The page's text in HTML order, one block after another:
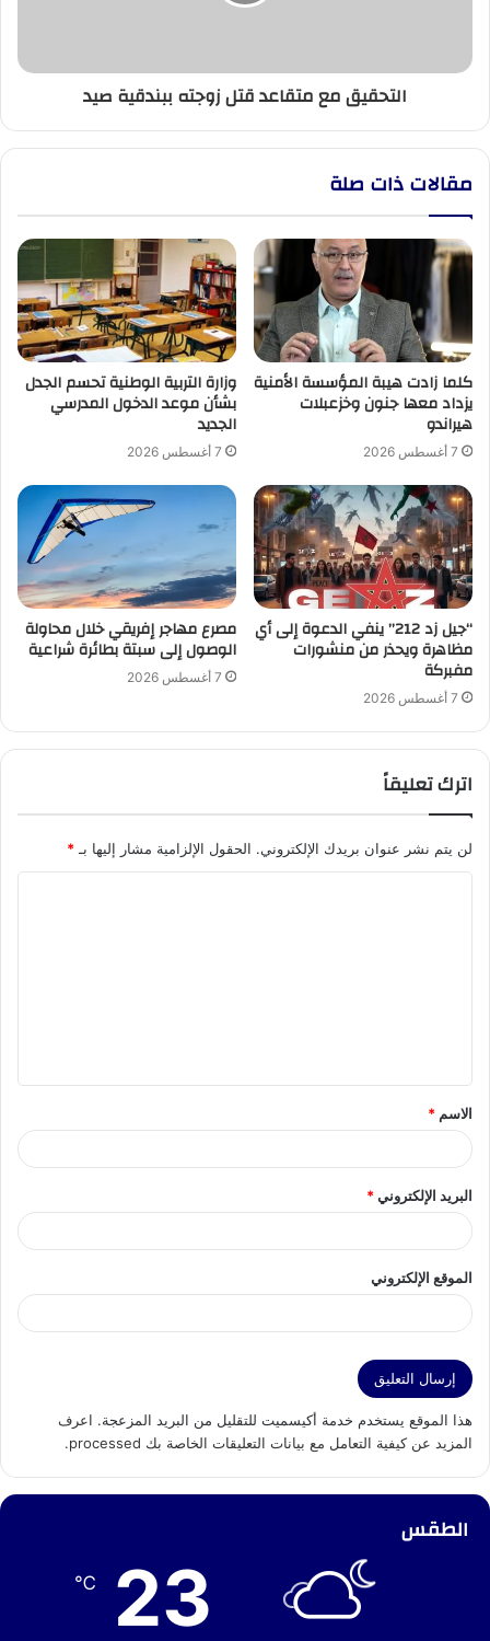
التحقيق مع متقاعد قتل زوجته ببندقية صيد
مقالات ذات صلة
كلما زادت هيبة المؤسسة الأمنية
يزداد معها جنون وخزعبلات
هيراندو
7 أغسطس 2026
وزارة التربية الوطنية تحسم الجدل
بشأن موعد الدخول المدرسي
الجديد
7 أغسطس 2026
“جيل زد 212” ينفي الدعوة إلى أي
مظاهرة ويحذر من منشورات
مفبركة
7 أغسطس 2026
مصرع مهاجر إفريقي خلال محاولة
الوصول إلى سبتة بطائرة شراعية
7 أغسطس 2026
اترك تعليقاً
لن يتم نشر عنوان بريدك الإلكتروني. الحقول الإلزامية مشار إليها بـ *
ق
*
الاسم *
البريد الإلكتروني*
الموقع الإلكتروني
هذا الموقع يستخدم خدمة أكيسميت للتقليل من البريد المزعجة. اعرف
المزيد عن كيفية التعامل مع بيانات التعليقات الخاصة بك processed
.
الطقس
23
℃